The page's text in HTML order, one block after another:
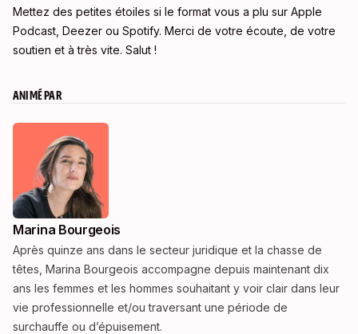
Mettez des petites étoiles si le format vous a plu sur Apple
Podcast, Deezer ou Spotify. Merci de votre écoute, de votre
soutien et à très vite. Salut !
ANIMÉ PAR
Marina Bourgeois
Après quinze ans dans le secteur juridique et la chasse de
têtes, Marina Bourgeois accompagne depuis maintenant dix
ans les femmes et les hommes souhaitant y voir clair dans leur
vie professionnelle et/ou traversant une période de
surchauffe ou d’épuisement.